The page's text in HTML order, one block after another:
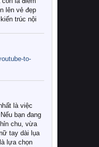
lên vẻ đẹp
trúc nội
đa dạng
mẫu mã
để chọn
gối đệm cao
phù hợp với
của gia
đi tìm lời
dưới đây.
đại lại ưa
cao cấp?
to-
là việc
bạn đang
chu, vừa
tay dài lụa
lựa chọn